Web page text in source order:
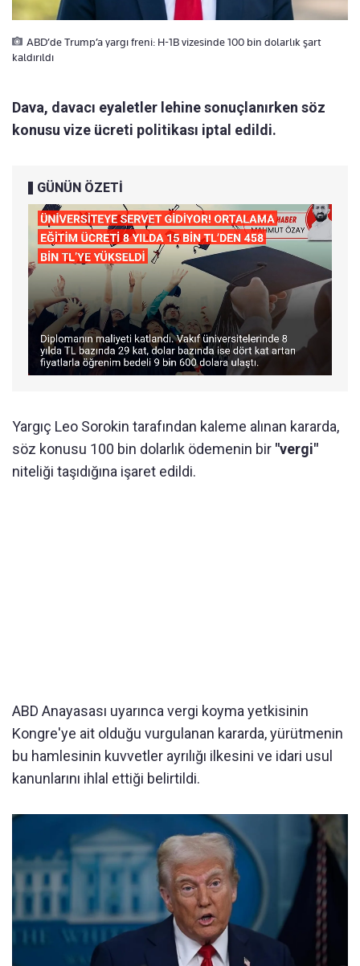
ABD’de Trump’a yargı freni: H-1B vizesinde 100 bin dolarlık şart
kaldırıldı
Dava, davacı eyaletler lehine sonuçlanırken söz
konusu vize ücreti politikası iptal edildi.
GÜNÜN ÖZETİ
Yargıç Leo Sorokin tarafından kaleme alınan kararda,
söz konusu 100 bin dolarlık ödemenin bir "vergi"
niteliği taşıdığına işaret edildi.
ABD Anayasası uyarınca vergi koyma yetkisinin
Kongre'ye ait olduğu vurgulanan kararda, yürütmenin
bu hamlesinin kuvvetler ayrılığı ilkesini ve idari usul
kanunlarını ihlal ettiği belirtildi.